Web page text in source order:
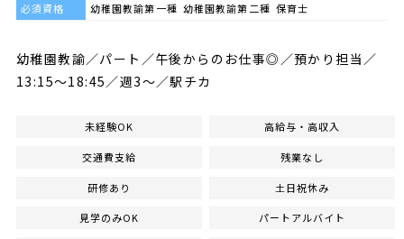
必須資格
幼稚園教諭第一種 幼稚園教諭第二種 保育士
幼稚園教諭／パート／午後からのお仕事◎／預かり担当／
13:15～18:45／週3～／駅チカ
未経験OK 高給与・高収入
交通費支給 残業なし
研修あり 土日祝休み
見学のみOK パートアルバイト